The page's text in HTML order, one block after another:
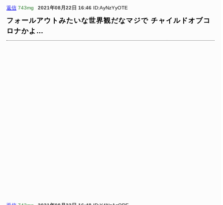
返信 743mg 2021年08月22日 16:46 ID:AyNzYyOTE
フォールアウトみたいな世界観だなマジで チャイルドオブコ
ロナかよ…